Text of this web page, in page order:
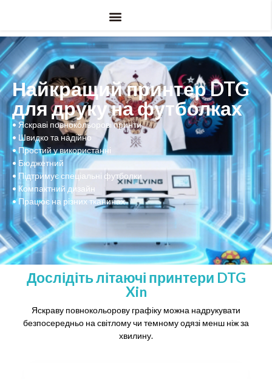
Найкращий принтер DTG
для друку на футболках
• Яскраві повнокольорові принти
• Швидко та надійно
•Простий у використанні
• Бюджетний
• Підтримує спеціальні футболки
• Компактний дизайн
•Працює на різних тканинах
Дослідіть літаючі принтери DTG
Xin
Яскраву повнокольорову графіку можна надрукувати
безпосередньо на світлому чи темному одязі менш ніж за
хвилину.